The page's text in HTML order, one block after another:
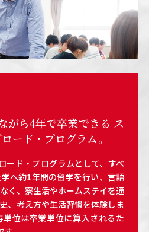
がら4年で卒業できる ス
ード・プログラム。
ード・プログラムとして、すべ
へ約1年間の留学を行い、言語
く、寮生活やホームステイを通
、考え方や生活習慣を体験しま
位は卒業単位に算入されるた